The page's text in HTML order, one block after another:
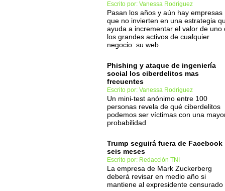
Escrito por: Vanessa Rodriguez
Pasan los años y aún hay empresas
que no invierten en una estrategia
ayuda a incrementar el valor de uno
los grandes activos de cualquier
negocio: su web
Phishing y ataque de ingeniería
social los ciberdelitos mas
frecuentes
Escrito por: Vanessa Rodriguez
Un mini-test anónimo entre 100
personas revela de qué ciberdelitos
podemos ser víctimas con una
probabilidad
Trump seguirá fuera de Facebook
seis meses
Escrito por: Redacción TNI
La empresa de Mark Zuckerberg
deberá revisar en medio año si
mantiene al expresidente censurado